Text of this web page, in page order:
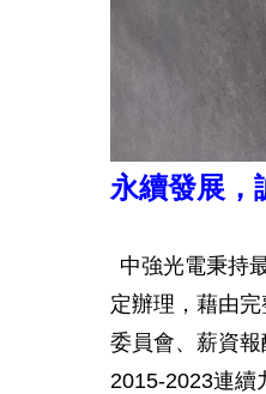
永續發展，
中強光電秉持
定辦理，藉由
委員會、薪資
2015-2023連續